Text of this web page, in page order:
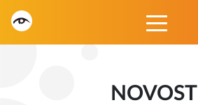
NOVOSTI